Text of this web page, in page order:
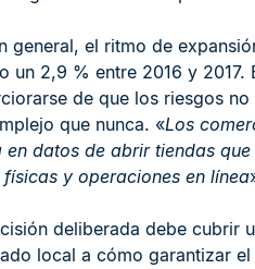
general, el ritmo de
un 2,9 % entre 2016 y
de que los riesgos
que nunca. «Los
en datos de abrir tiendas
y operaciones en línea
deliberada debe cubrir
local a cómo garantizar